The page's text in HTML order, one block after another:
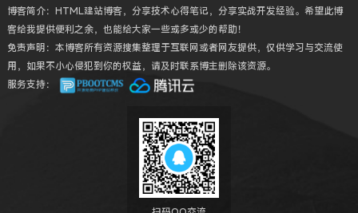
博客简介：HTML建站博客，分享技术心得笔记，分享实战开发经验。希望此博
客给我提供便利之余，也能给大家一些或多或少的帮助！
免责声明：本博客所有资源搜集整理于互联网或者网友提供，仅供学习与交流使
用，如果不小心侵犯到你的权益，请及时联系博主删除该资源。
服务支持：